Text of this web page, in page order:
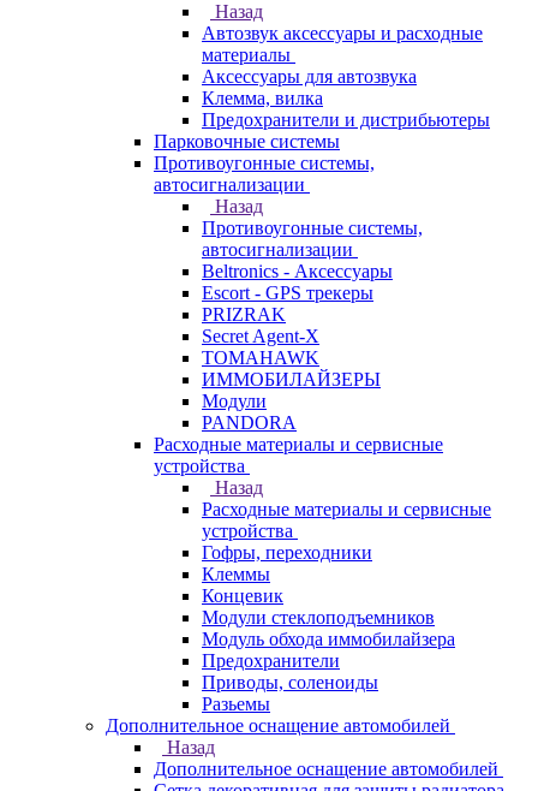
Назад
Автозвук аксессуары и расходные
материалы
Аксессуары для автозвука
Клемма, вилка
Предохранители и дистрибьютеры
Парковочные системы
Противоугонные системы,
автосигнализации
Назад
Противоугонные системы,
автосигнализации
Beltronics - Аксессуары
Escort - GPS трекеры
PRIZRAK
Secret Agent-X
TOMAHAWK
ИММОБИЛАЙЗЕРЫ
Модули
PANDORA
Расходные материалы и сервисные
устройства
Назад
Расходные материалы и сервисные
устройства
Гофры, переходники
Клеммы
Концевик
Модули стеклоподъемников
Модуль обхода иммобилайзера
Предохранители
Приводы, соленоиды
Разьемы
Дополнительное оснащение автомобилей
Назад
Дополнительное оснащение автомобилей